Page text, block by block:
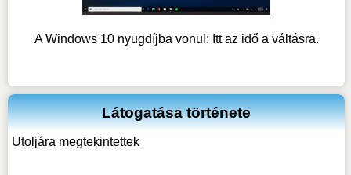
A Windows 10 nyugdíjba vonul: Itt az idő a váltásra.
Látogatása története
Utoljára megtekintettek